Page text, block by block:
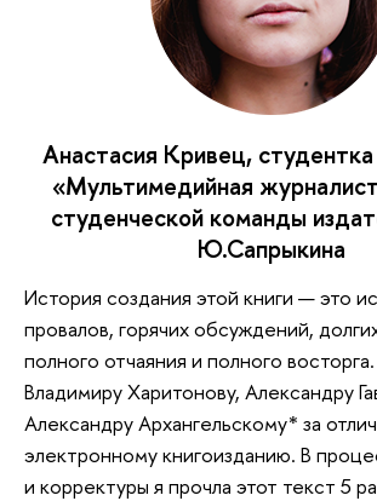
Анастасия Кривец,
«Мультимедийная
студенческой команды
Ю.Сапрыкина
История создания этой книги — это
провалов, горячих обсуждений,
полного отчаяния и полного
Владимиру Харитонову, Александру
Александру Архангельскому* за
электронному книгоизданию. В
и корректуры я прочла этот текст 5